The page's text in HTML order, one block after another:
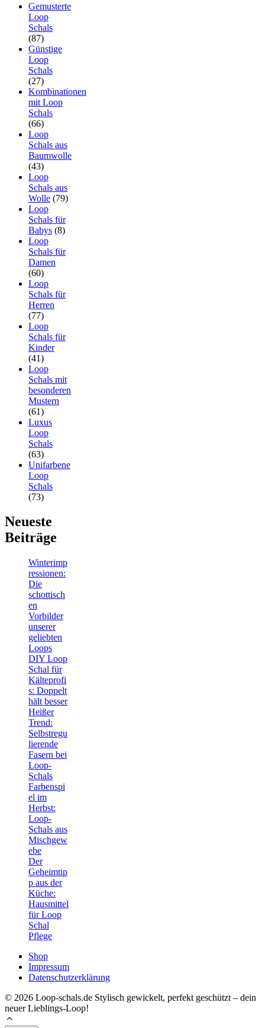
Gemusterte
Loop
Schals
(87)
Günstige
Loop
Schals
(27)
Kombinationen
mit Loop
Schals
(66)
Loop
Schals aus
Baumwolle
(43)
Loop
Schals aus
Wolle (79)
Loop
Schals für
Babys (8)
Loop
Schals für
Damen
(60)
Loop
Schals für
Herren
(77)
Loop
Schals für
Kinder
(41)
Loop
Schals mit
besonderen
Mustern
(61)
Luxus
Loop
Schals
(63)
Unifarbene
Loop
Schals
(73)
Neueste
Beiträge
Winterimp
ressionen:
Die
schottisch
en
Vorbilder
unserer
geliebten
Loops
DIY Loop
Schal für
Kälteprofi
s: Doppelt
hält besser
Heißer
Trend:
Selbstregu
lierende
Fasern bei
Loop-
Schals
Farbenspi
el im
Herbst:
Loop-
Schals aus
Mischgew
ebe
Der
Geheimtip
p aus der
Küche:
Hausmittel
für Loop
Schal
Pflege
Shop
Impressum
Datenschutzerklärung
© 2026 Loop-schals.de Stylisch gewickelt, perfekt geschützt – dein
neuer Lieblings-Loop!